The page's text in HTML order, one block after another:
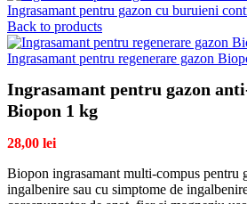
Ingrasamant pentru gazon cu buruieni
Back to products
Ingrasamant pentru regenerare gazon
Ingrasamant pentru gazon
Biopon 1 kg
28,00 lei
Biopon ingrasamant multi-compus pentru
ingalbenire sau cu simptome de